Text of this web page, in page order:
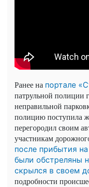
Ранее на портале
патрульной
неправильной
полицию поступила
перегородил своим
участникам
после прибытия
были обстреляны
скрылся в своем
подробности